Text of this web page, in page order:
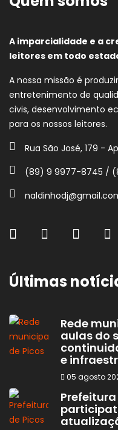
A imparcialidade e a
leitores em todo
A nossa missão é
entretenimento de
civis, desenvolvimento
para os nossos leitores.
Rua São José, 179 -
(89) 9 9977-8745 /
Últimas
Rede
aulas do
e
05 agosto